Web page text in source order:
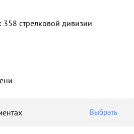
стрелковой дивизии
Выбрать